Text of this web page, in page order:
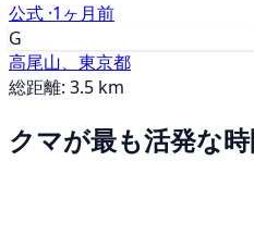
公式 ·1ヶ月前
G
高尾山、東京都
総距離: 3.5 km
クマが最も活発な